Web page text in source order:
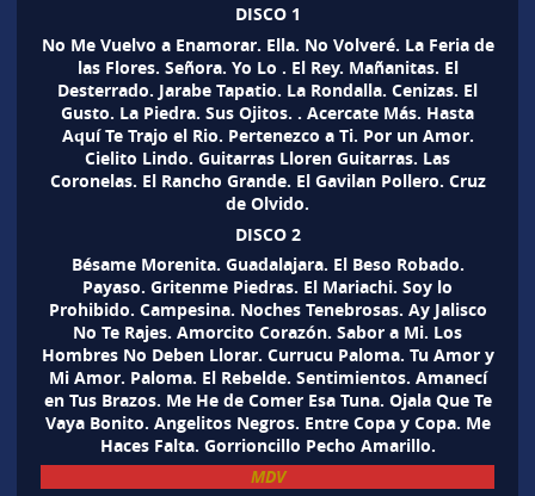
DISCO 1
No Me Vuelvo a Enamorar. Ella. No Volveré. La Feria de
las Flores. Señora. Yo Lo . El Rey. Mañanitas. El
Desterrado. Jarabe Tapatio. La Rondalla. Cenizas. El
Gusto. La Piedra. Sus Ojitos. . Acercate Más. Hasta
Aquí Te Trajo el Rio. Pertenezco a Ti. Por un Amor.
Cielito Lindo. Guitarras Lloren Guitarras. Las
Coronelas. El Rancho Grande. El Gavilan Pollero. Cruz
de Olvido.
DISCO 2
Bésame Morenita. Guadalajara. El Beso Robado.
Payaso. Gritenme Piedras. El Mariachi. Soy lo
Prohibido. Campesina. Noches Tenebrosas. Ay Jalisco
No Te Rajes. Amorcito Corazón. Sabor a Mi. Los
Hombres No Deben Llorar. Currucu Paloma. Tu Amor y
Mi Amor. Paloma. El Rebelde. Sentimientos. Amanecí
en Tus Brazos. Me He de Comer Esa Tuna. Ojala Que Te
Vaya Bonito. Angelitos Negros. Entre Copa y Copa. Me
Haces Falta. Gorrioncillo Pecho Amarillo.
MDV